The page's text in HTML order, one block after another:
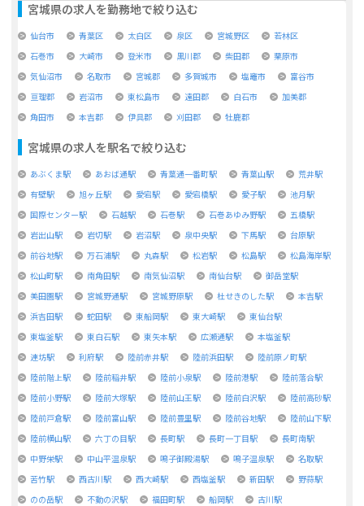
宮城県の求人を勤務地で絞り込む
仙台市 青葉区 太白区 泉区 宮城野区
若林区
石巻市
大崎市 登米市 黒川郡 柴田郡
栗原市
気仙沼市
名取市 宮城郡 多賀城市 塩竈市
富谷市
亘理郡
岩沼市 東松島市 遠田郡 白石市
加美郡
角田市
本吉郡 伊具郡 刈田郡 牡鹿郡
宮城県の求人を駅名で絞り込む
あぶくま駅 あおば通駅 青葉通一番町駅 青葉山駅
荒井駅
有壁駅
旭ヶ丘駅 愛宕駅 愛宕橋駅 愛子駅
池月駅
国際センター駅
石越駅 石巻駅 石巻あゆみ野駅
五橋駅
岩出山駅
岩切駅 岩沼駅 泉中央駅 下馬駅
台原駅
前谷地駅
万石浦駅 丸森駅 松岩駅 松島駅
松島海岸駅
松山町駅
南角田駅 南気仙沼駅 南仙台駅
御岳堂駅
美田園駅
宮城野通駅 宮城野原駅 杜せきのした駅
本吉駅
浜吉田駅
蛇田駅 東船岡駅 東大崎駅
東仙台駅
東塩釜駅
東白石駅 東矢本駅 広瀬通駅
本塩釜駅
連坊駅
利府駅 陸前赤井駅 陸前浜田駅
陸前原ノ町駅
陸前階上駅
陸前稲井駅 陸前小泉駅 陸前港駅
陸前落合駅
陸前小野駅
陸前大塚駅 陸前山王駅 陸前白沢駅
陸前高砂駅
陸前戸倉駅
陸前富山駅 陸前豊里駅 陸前谷地駅
陸前山下駅
陸前横山駅
六丁の目駅 長町駅 長町一丁目駅
長町南駅
中野栄駅
中山平温泉駅 鳴子御殿湯駅 鳴子温泉駅
名取駅
苦竹駅
西古川駅 西大崎駅 西塩釜駅 新田駅
野蒜駅
のの岳駅
不動の沢駅 福田町駅 船岡駅
古川駅